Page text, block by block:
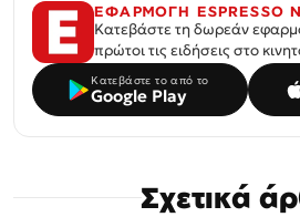
ΕΦΑΡΜΟΓΗ ESPRESSO
Κατεβάστε τη δωρεάν
πρώτοι τις ειδήσεις στο
Κατεβάστε το από το
Google Play
Σχετικά